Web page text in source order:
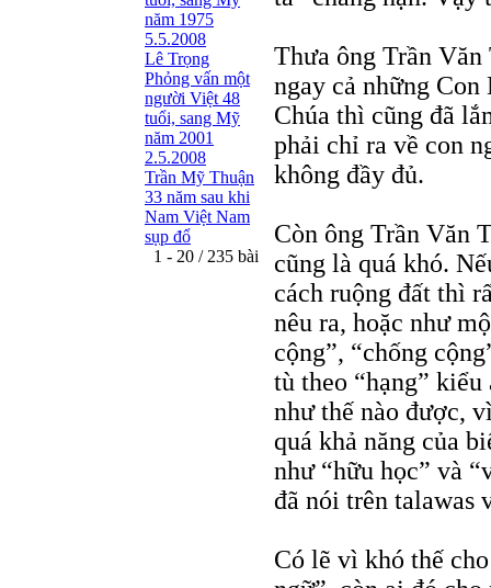
năm 1975
5.5.2008
Lê Trọng
Phỏng vấn một
người Việt 48
tuổi, sang Mỹ
năm 2001
2.5.2008
Trần Mỹ Thuận
33 năm sau khi
Nam Việt Nam
sụp đổ
1 - 20 / 235 bài
Thưa ông Trần
ngay cả những
Chúa thì cũng đã
phải chỉ ra về con
không đầy đủ.
Còn ông Trần Văn
cũng là quá khó.
cách ruộng đất thì
nêu ra, hoặc như
cộng”, “chống
tù theo “hạng”
như thế nào được,
quá khả năng của
như “hữu học” và
đã nói trên talawas
Có lẽ vì khó thế